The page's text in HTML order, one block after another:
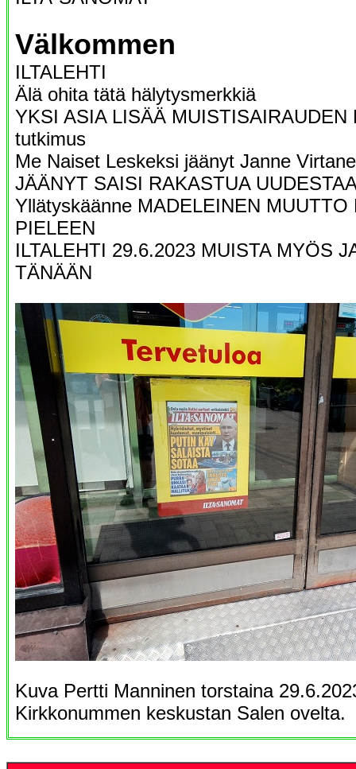
Välkommen
ILTALEHTI
Älä ohita tätä hälytysmerkkiä
YKSI ASIA LISÄÄ MUISTISAIRAUDEN
tutkimus
Me Naiset Leskeksi jäänyt Janne
JÄÄNYT SAISI RAKASTUA
Yllätyskäänne MADELEINEN
PIELEEN
ILTALEHTI 29.6.2023 MUISTA MYÖS
TÄNÄÄN
Kuva Pertti Manninen torstaina
Kirkkonummen keskustan Salen ovelta.